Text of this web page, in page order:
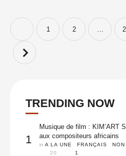
1 2
TRENDING NOW
1
Musique de film : KIM’ART
aux compositeurs africains
in A LA UNE FRANÇAIS
20
1